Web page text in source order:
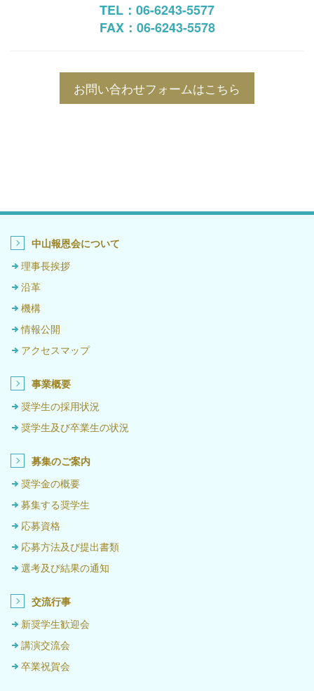
TEL：06-6243-5577
FAX：06-6243-5578
お問い合わせフォームはこちら
中山報恩会について
理事長挨拶
沿革
機構
情報公開
アクセスマップ
事業概要
奨学生の採用状況
奨学生及び卒業生の状況
募集のご案内
奨学金の概要
募集する奨学生
応募資格
応募方法及び提出書類
選考及び結果の通知
交流行事
新奨学生歓迎会
講演交流会
卒業祝賀会